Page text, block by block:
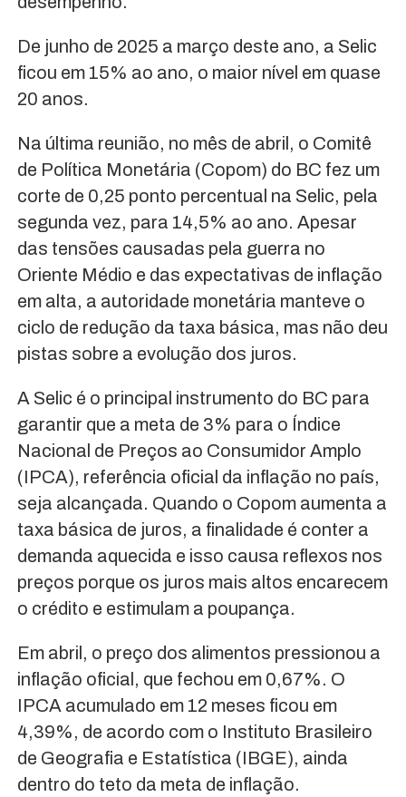
De junho de 2025 a março deste ano, a Selic
ficou em 15% ao ano, o maior nível em quase
20 anos.
Na última reunião, no mês de abril, o Comitê
de Política Monetária (Copom) do BC fez um
corte de 0,25 ponto percentual na Selic, pela
segunda vez, para 14,5% ao ano. Apesar
das tensões causadas pela guerra no
Oriente Médio e das expectativas de inflação
em alta, a autoridade monetária manteve o
ciclo de redução da taxa básica, mas não deu
pistas sobre a evolução dos juros.
A Selic é o principal instrumento do BC para
garantir que a meta de 3% para o Índice
Nacional de Preços ao Consumidor Amplo
(IPCA), referência oficial da inflação no país,
seja alcançada. Quando o Copom aumenta a
taxa básica de juros, a finalidade é conter a
demanda aquecida e isso causa reflexos nos
preços porque os juros mais altos encarecem
o crédito e estimulam a poupança.
Em abril, o preço dos alimentos pressionou a
inflação oficial, que fechou em 0,67%. O
IPCA acumulado em 12 meses ficou em
4,39%, de acordo com o Instituto Brasileiro
de Geografia e Estatística (IBGE), ainda
dentro do teto da meta de inflação.